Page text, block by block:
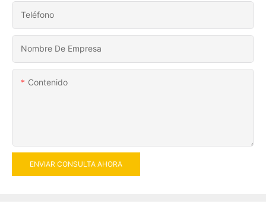
Teléfono
Nombre De Empresa
Contenido
ENVIAR CONSULTA AHORA